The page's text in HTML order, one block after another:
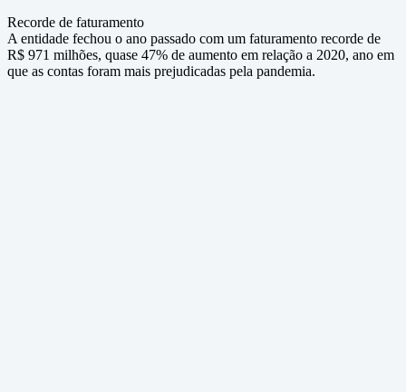
Recorde de faturamento
A entidade fechou o ano passado com um faturamento recorde de
R$ 971 milhões, quase 47% de aumento em relação a 2020, ano em
que as contas foram mais prejudicadas pela pandemia.